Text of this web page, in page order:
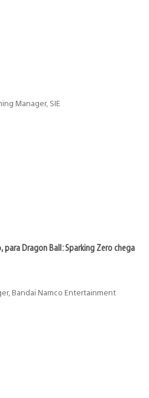
Manager, SIE
para Dragon Ball: Sparking Zero chega
Bandai Namco Entertainment